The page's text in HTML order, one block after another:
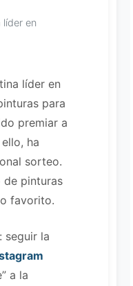
líder en
líder en
para
premiar a
ha
sorteo.
de pinturas
favorito.
seguir la
a la